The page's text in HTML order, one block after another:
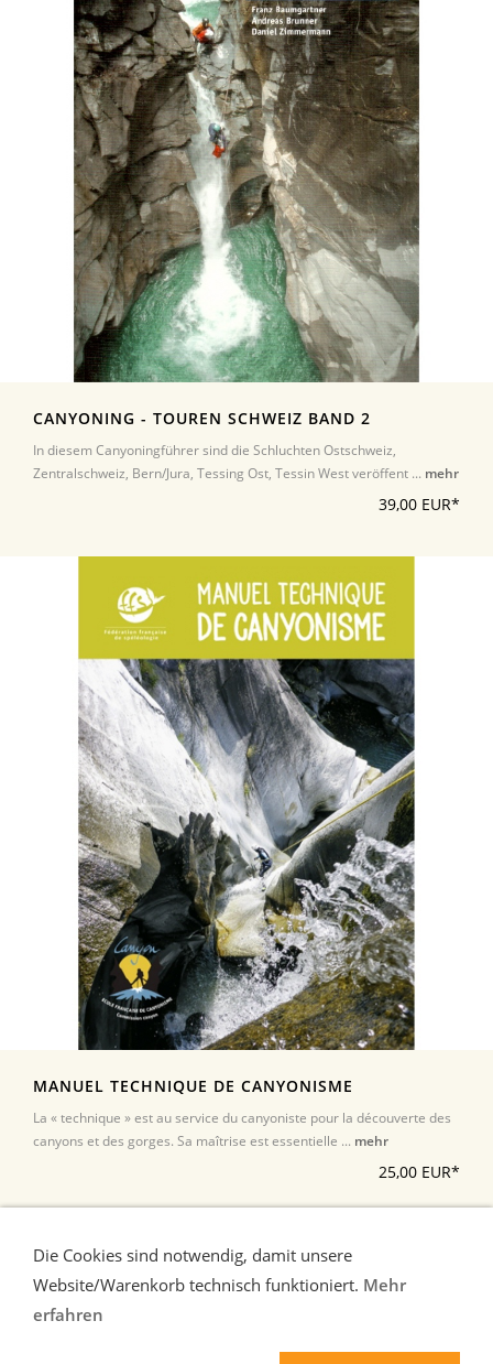
CANYONING - TOUREN SCHWEIZ BAND 2
In diesem Canyoningführer sind die Schluchten Ostschweiz,
Zentralschweiz, Bern/Jura, Tessing Ost, Tessin West veröffent ... mehr
39,00 EUR*
MANUEL TECHNIQUE DE CANYONISME
La « technique » est au service du canyoniste pour la découverte des
canyons et des gorges. Sa maîtrise est essentielle ... mehr
25,00 EUR*
*Alle Preise inkl. Umsatzsteuer, zuzüglich Versand
AGB Widerrufsrecht
Die Cookies sind notwendig, damit unsere
Website/Warenkorb technisch funktioniert. Mehr
erfahren